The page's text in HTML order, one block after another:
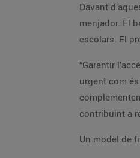
Davant
menjador. El
escolars. El
“Garantir
urgent com
contribuint a
Un model de